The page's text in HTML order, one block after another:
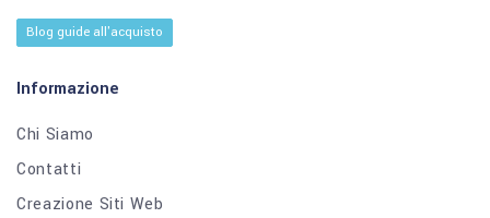
Blog guide all'acquisto
Informazione
Chi Siamo
Contatti
Creazione Siti Web